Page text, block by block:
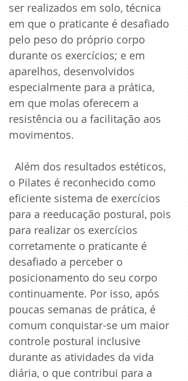
ser realizados em solo, técnica
em que o praticante é desafiado
pelo peso do próprio corpo
durante os exercícios; e em
aparelhos, desenvolvidos
especialmente para a prática,
em que molas oferecem a
resistência ou a facilitação aos
movimentos.
o Pilates é reconhecido como
eficiente sistema de exercícios
para a reeducação postural, pois
para realizar os exercícios
corretamente o praticante é
desafiado a perceber o
posicionamento do seu corpo
continuamente. Por isso, após
poucas semanas de prática, é
comum conquistar-se um maior
controle postural inclusive
durante as atividades da vida
diária, o que contribui para a